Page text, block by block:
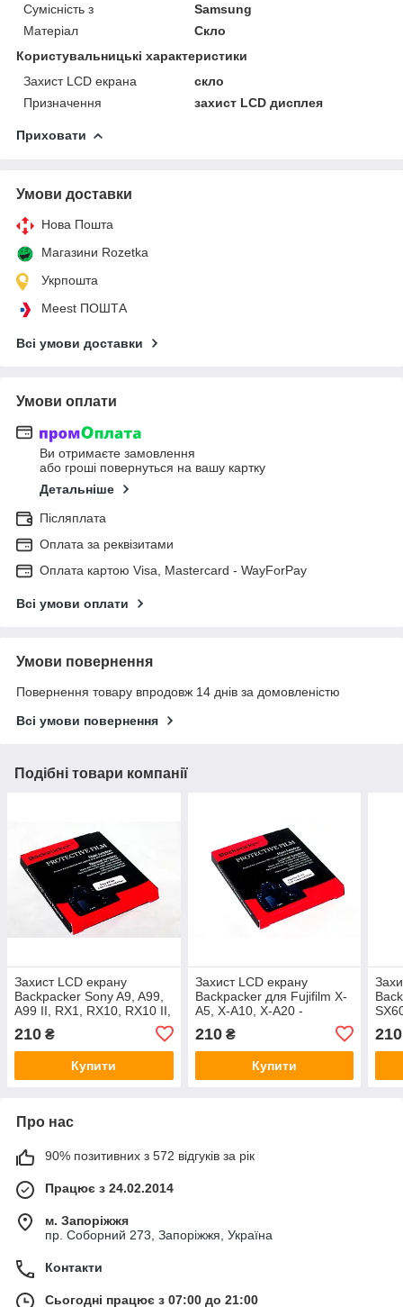
Сумісність з
Samsung
Матеріал
Скло
Користувальницькі характеристики
Захист LCD екрана
скло
Призначення
захист LCD дисплея
Приховати
Умови доставки
Нова Пошта
Магазини Rozetka
Укрпошта
Meest ПОШТА
Всі умови доставки
Умови оплати
Ви отримаєте замовлення
або гроші повернуться на вашу картку
Детальніше
Післяплата
Оплата за реквізитами
Оплата картою Visa, Mastercard - WayForPay
Всі умови оплати
Умови повернення
Повернення товару впродовж 14 днів за домовленістю
Всі умови повернення
Подібні товари компанії
Захист LCD екрану
Backpacker Sony A9, A99,
A99 II, RX1, RX10, RX10 II,
RX100 - загартоване скло
210 ₴
Купити
Захист LCD екрану
Backpacker для Fujifilm X-
A5, X-A10, X-A20 -
210₴
Купити
210
Про нас
90% позитивних з 572 відгуків за рік
Працює з 24.02.2014
м. Запоріжжя
пр. Соборний 273, Запоріжжя, Україна
Контакти
Сьогодні працює з 07:00 до 21:00